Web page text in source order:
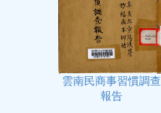
雲南民商事習慣調查
報告